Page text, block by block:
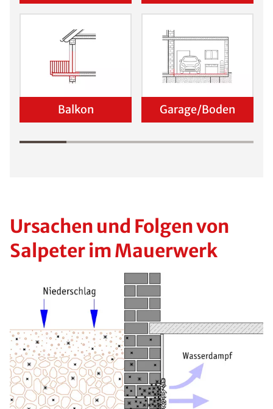
Balkon Garage/Boden
Ursachen und Folgen von
Salpeter im Mauerwerk